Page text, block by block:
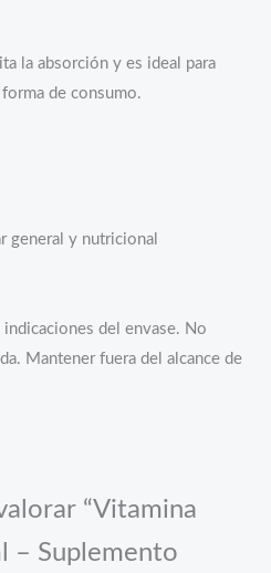
la absorción y es ideal para
de consumo.
general y nutricional
indicaciones del envase. No
Mantener fuera del alcance de
“Vitamina
– Suplemento